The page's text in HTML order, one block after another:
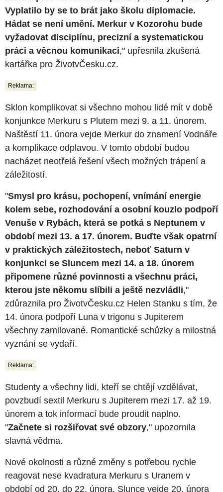
Vyplatilo by se to brát jako školu diplomacie.
Hádat se není umění. Merkur v Kozorohu bude
vyžadovat disciplínu, precizní a systematickou
práci a věcnou komunikaci," upřesnila zkušená
kartářka pro ŽivotvČesku.cz.
Reklama:
Sklon komplikovat si všechno mohou lidé mít v době
konjunkce Merkuru s Plutem mezi 9. a 11. únorem.
Naštěstí 11. února vejde Merkur do znamení Vodnáře
a komplikace odplavou. V tomto období budou
nacházet neotřelá řešení všech možných trápení a
záležitostí.
"Smysl pro krásu, pochopení, vnímání energie
kolem sebe, rozhodování a osobní kouzlo podpoří
Venuše v Rybách, která se potká s Neptunem v
období mezi 13. a 17. únorem. Buďte však opatrní
v praktických záležitostech, neboť Saturn v
konjunkci se Sluncem mezi 14. a 18. únorem
připomene různé povinnosti a všechnu práci,
kterou jste někomu slíbili a ještě nezvládli,"
zdůraznila pro ŽivotvČesku.cz Helen Stanku s tím, že
14. února podpoří Luna v trigonu s Jupiterem
všechny zamilované. Romantické schůzky a milostná
vyznání se vydaří.
Reklama:
Studenty a všechny lidi, kteří se chtějí vzdělávat,
povzbudí sextil Merkuru s Jupiterem mezi 17. až 19.
únorem a tok informací bude proudit naplno.
"Začnete si rozšiřovat své obzory," upozornila
slavná vědma.
Nové okolnosti a různé změny s potřebou rychle
reagovat nese kvadratura Merkuru s Uranem v
období od 20. do 22. února. Slunce vejde 20. února